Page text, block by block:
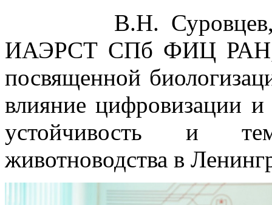
В.Н. Суровцев,
ИАЭРСТ СПб ФИЦ РАН,
посвященной
влияние цифровизации и
устойчивость и
животноводства в